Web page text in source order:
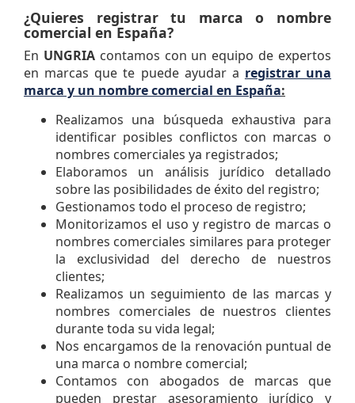
¿Quieres registrar tu marca o nombre
comercial en España?
En UNGRIAcontamos con un equipo de expertos
en marcas que te puede ayudar a registrar una
marca y un nombre comercial en España:
Realizamos una búsqueda exhaustiva para
identificar posibles conflictos con marcas o
nombres comerciales ya registrados;
Elaboramos un análisis jurídico detallado
sobre las posibilidades de éxito del registro;
Gestionamos todo el proceso de registro;
Monitorizamos el uso y registro de marcas o
nombres comerciales similares para proteger
la exclusividad del derecho de nuestros
clientes;
Realizamos un seguimiento de las marcas y
nombres comerciales de nuestros clientes
durante toda su vida legal;
Nos encargamos de la renovación puntual de
una marca o nombre comercial;
Contamos con abogados de marcas que
pueden prestar asesoramiento jurídico y